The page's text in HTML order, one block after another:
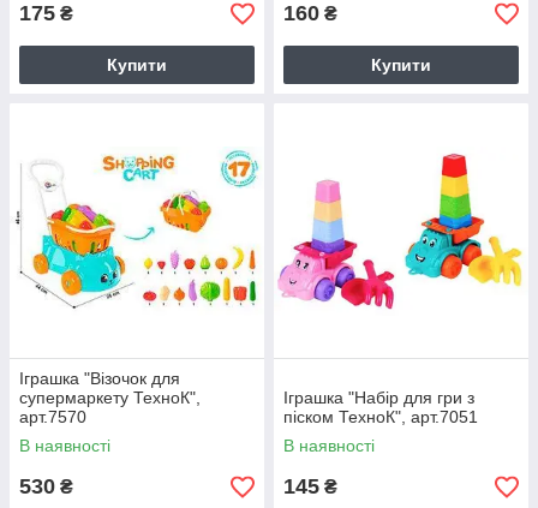
175 ₴
Купити
160 ₴
Купити
Іграшка "Візочок для
супермаркету ТехноК",
арт.7570
В наявності
530 ₴
Іграшка "Набір для гри з
піском ТехноК", арт.7051
В наявності
145 ₴